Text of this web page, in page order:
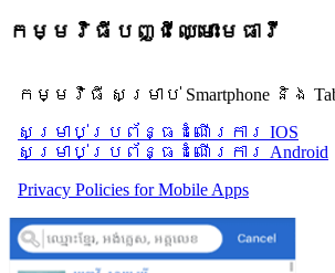
កម្មវិធីបញ្ជីឈ្មោះមេធាវី
កម្មវិធី សម្រាប់ Smartphone និង
សម្រាប់​ប្រព័ន្ធដំណើរការ IOS
សម្រាប់​ប្រព័ន្ធដំណើរការ Android
Privacy Policies for Mobile Apps